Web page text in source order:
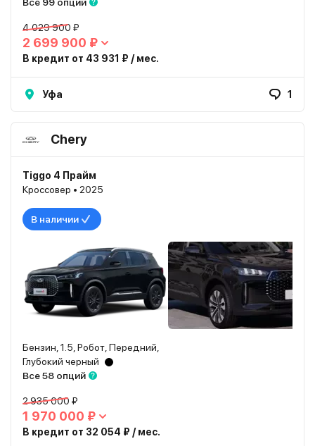
4 029 900 ₽
2 699 900 ₽
В кредит от 43 931 ₽ / мес.
Уфа 1
Chery
Tiggo 4 Прайм
Кроссовер • 2025
В наличии
Бензин, 1.5, Робот, Передний,
Глубокий черный
Все 58 опций
2 935 000 ₽
1 970 000 ₽
В кредит от 32 054 ₽ / мес.